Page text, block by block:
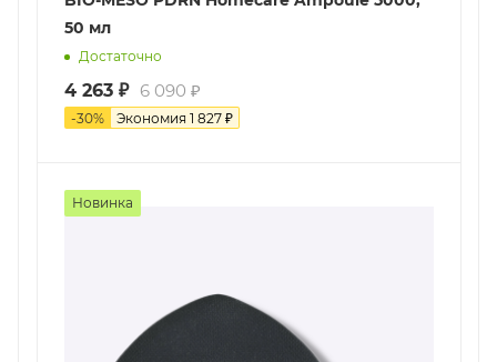
50 мл
Достаточно
4 263 ₽ 6 090 ₽
-30% Экономия 1 827 ₽
Новинка